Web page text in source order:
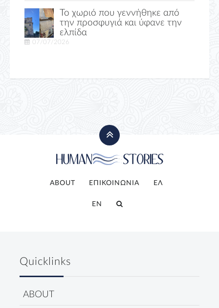
Το χωριό που γεννήθηκε από
την προσφυγιά και ύφανε την
ελπίδα
07/07/2026
ABOUT ΕΠΙΚΟΙΝΩΝΙΑ ΕΛ
EN
Quicklinks
ABOUT